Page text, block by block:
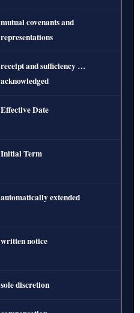
mutual covenants and
representations
receipt and sufficiency …
acknowledged
Effective Date
Initial Term
automatically extended
written notice
sole discretion